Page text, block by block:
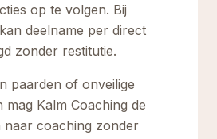
op te volgen. Bij
deelname per direct
zonder restitutie.
paarden of onveilige
mag Kalm Coaching de
naar coaching zonder